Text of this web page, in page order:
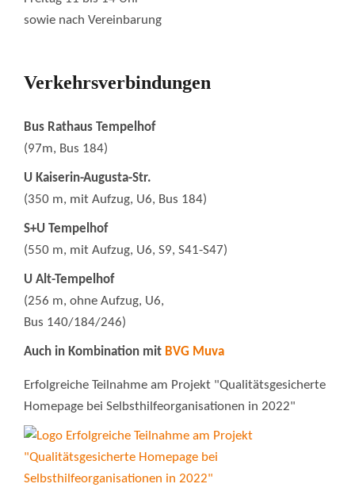
sowie nach Vereinbarung
Verkehrsverbindungen
Bus Rathaus Tempelhof
(97m, Bus 184)
U Kaiserin-Augusta-Str.
(350 m, mit Aufzug, U6, Bus 184)
S+U Tempelhof
(550 m, mit Aufzug, U6, S9, S41-S47)
U Alt-Tempelhof
(256 m, ohne Aufzug, U6,
Bus 140/184/246)
Auch in Kombination mit BVG Muva
Erfolgreiche Teilnahme am Projekt "Qualitätsgesicherte
Homepage bei Selbsthilfeorganisationen in 2022"